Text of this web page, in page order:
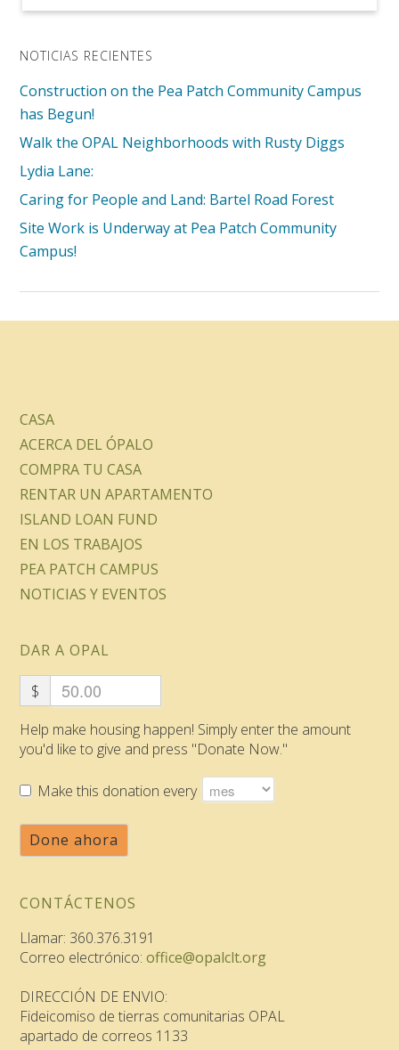
NOTICIAS RECIENTES
Construction on the Pea Patch Community Campus
has Begun!
Walk the OPAL Neighborhoods with Rusty Diggs
Lydia Lane:
Caring for People and Land: Bartel Road Forest
Site Work is Underway at Pea Patch Community
Campus!
CASA
ACERCA DEL ÓPALO
COMPRA TU CASA
RENTAR UN APARTAMENTO
ISLAND LOAN FUND
EN LOS TRABAJOS
PEA PATCH CAMPUS
NOTICIAS Y EVENTOS
DAR A OPAL
$
Help make housing happen! Simply enter the amount
you'd like to give and press "Donate Now."
Make this donation every
Done ahora
CONTÁCTENOS
Llamar: 360.376.3191
Correo electrónico:office@opalclt.org
DIRECCIÓN DE ENVIO:
Fideicomiso de tierras comunitarias OPAL
apartado de correos 1133